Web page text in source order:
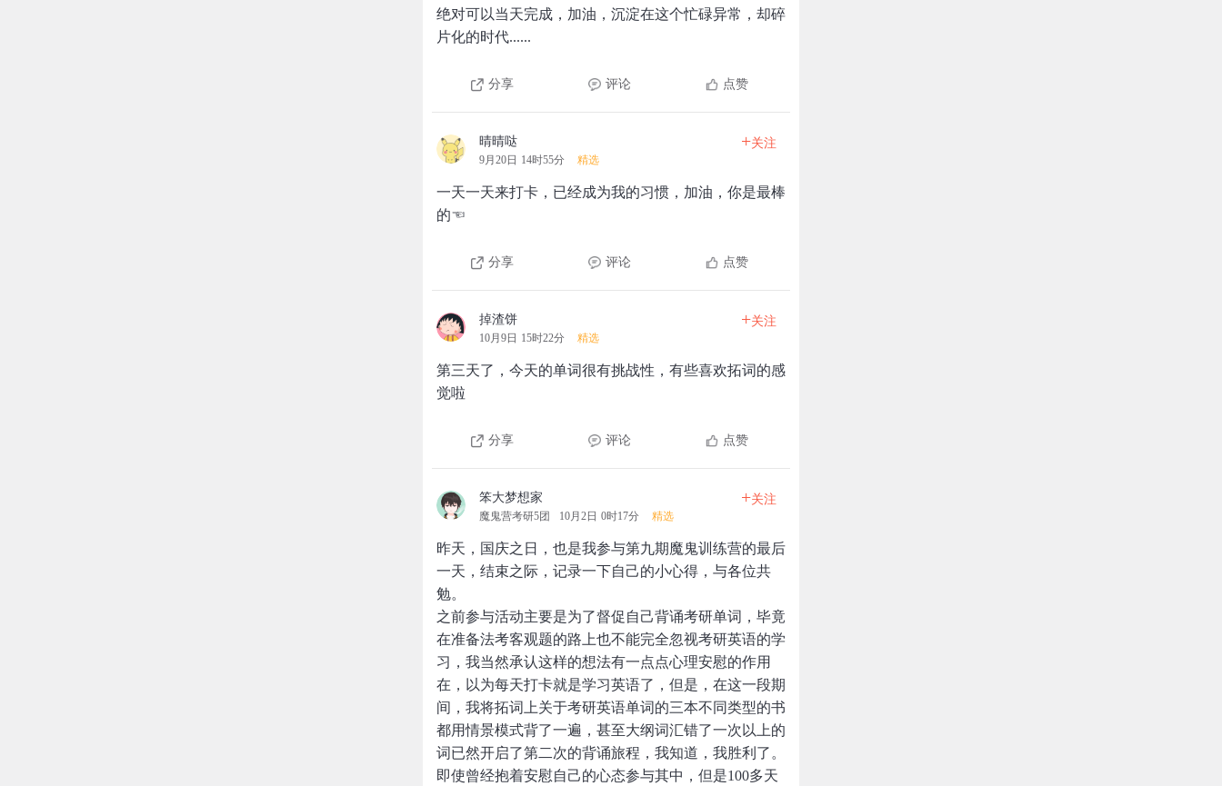
绝对可以当天完成，加油，沉淀在这个忙碌异常，却碎
片化的时代......
分享 评论 点赞
晴晴哒
9月20日 14时55分 精选
+关注
一天一天来打卡，已经成为我的习惯，加油，你是最棒
的☜
分享 评论 点赞
掉渣饼
10月9日 15时22分 精选
+关注
第三天了，今天的单词很有挑战性，有些喜欢拓词的感
觉啦
分享 评论 点赞
笨大梦想家
魔鬼营考研5团 10月2日 0时17分 精选
+关注
昨天，国庆之日，也是我参与第九期魔鬼训练营的最后
一天，结束之际，记录一下自己的小心得，与各位共
勉。
之前参与活动主要是为了督促自己背诵考研单词，毕竟
在准备法考客观题的路上也不能完全忽视考研英语的学
习，我当然承认这样的想法有一点点心理安慰的作用
在，以为每天打卡就是学习英语了，但是，在这一段期
间，我将拓词上关于考研英语单词的三本不同类型的书
都用情景模式背了一遍，甚至大纲词汇错了一次以上的
词已然开启了第二次的背诵旅程，我知道，我胜利了。
即使曾经抱着安慰自己的心态参与其中，但是100多天